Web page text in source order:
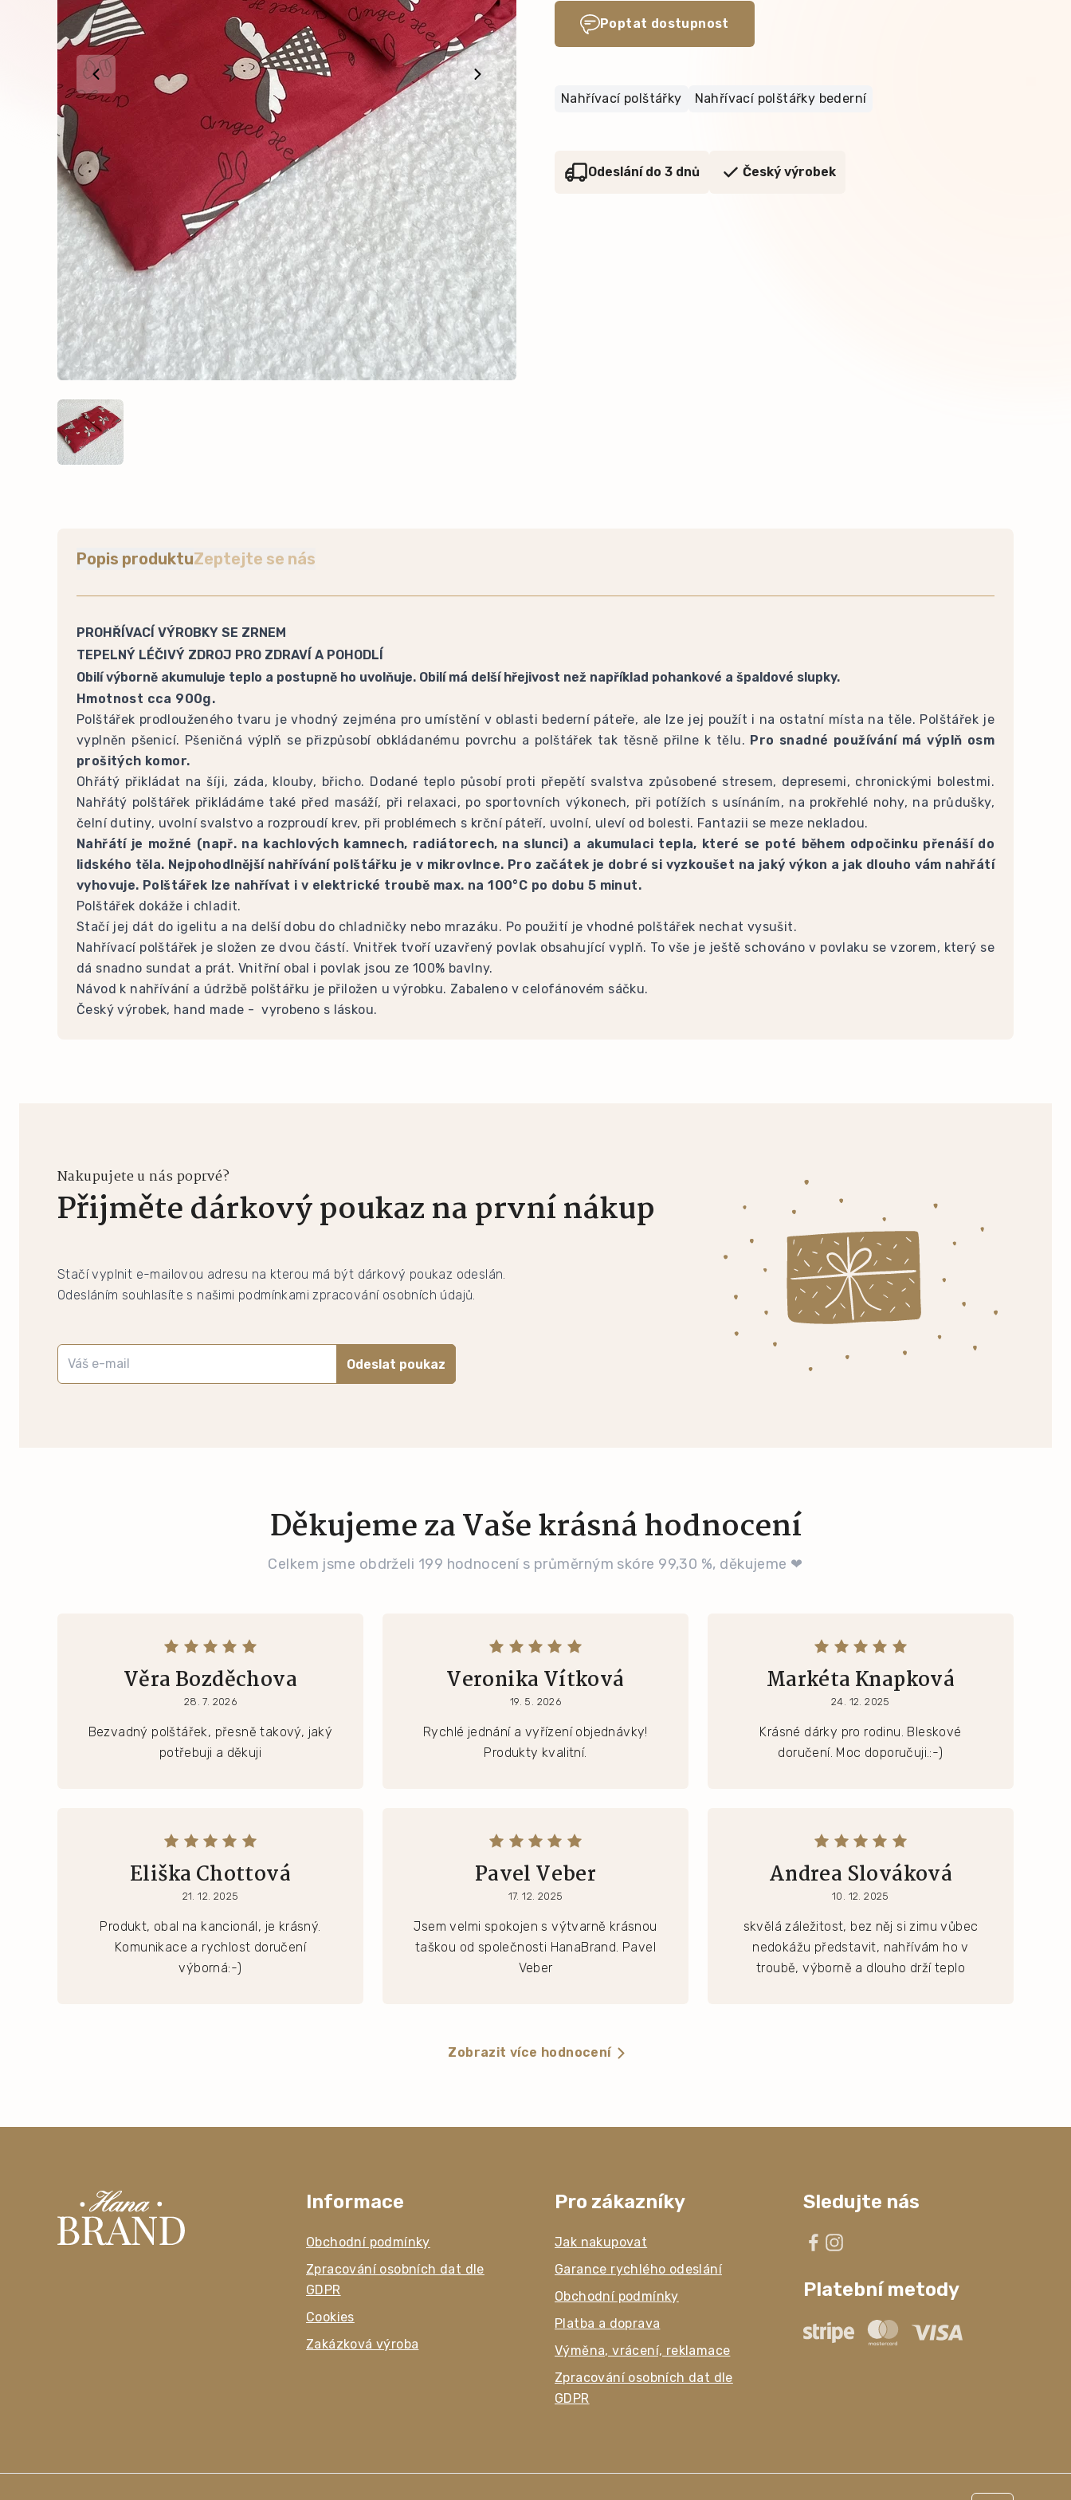
Poptat dostupnost
Nahřívací polštářky Nahřívací polštářky bederní
Odeslání do 3 dnů Český výrobek
Popis produktuZeptejte se nás
PROHŘÍVACÍ VÝROBKY SE ZRNEM
TEPELNÝ LÉČIVÝ ZDROJ PRO ZDRAVÍ A POHODLÍ
Obilí výborně akumuluje teplo a postupně ho uvolňuje. Obilí má delší hřejivost než například pohankové a špaldové slupky.
Hmotnost cca 900g.
Polštářek prodlouženého tvaru je vhodný zejména pro umístění v oblasti bederní páteře, ale lze jej použít i na ostatní místa na těle. Polštářek je
vyplněn pšenicí. Pšeničná výplň se přizpůsobí obkládanému povrchu a polštářek tak těsně přilne k tělu. Pro snadné používání má výplň osm
prošitých komor.
Ohřátý přikládat na šíji, záda, klouby, břicho. Dodané teplo působí proti přepětí svalstva způsobené stresem, depresemi, chronickými bolestmi.
Nahřátý polštářek přikládáme také před masáží, při relaxaci, po sportovních výkonech, při potížích s usínáním, na prokřehlé nohy, na průdušky,
čelní dutiny, uvolní svalstvo a rozproudí krev, při problémech s krční páteří, uvolní, uleví od bolesti. Fantazii se meze nekladou.
Nahřátí je možné (např. na kachlových kamnech, radiátorech, na slunci) a akumulaci tepla, které se poté během odpočinku přenáší do
lidského těla. Nejpohodlnější nahřívání polštářku je v mikrovlnce. Pro začátek je dobré si vyzkoušet na jaký výkon a jak dlouho vám nahřátí
vyhovuje. Polštářek lze nahřívat i v elektrické troubě max. na 100°C po dobu 5 minut.
Polštářek dokáže i chladit.
Stačí jej dát do igelitu a na delší dobu do chladničky nebo mrazáku. Po použití je vhodné polštářek nechat vysušit.
Nahřívací polštářek je složen ze dvou částí. Vnitřek tvoří uzavřený povlak obsahující vyplň. To vše je ještě schováno v povlaku se vzorem, který se
dá snadno sundat a prát. Vnitřní obal i povlak jsou ze 100% bavlny.
Návod k nahřívání a údržbě polštářku je přiložen u výrobku. Zabaleno v celofánovém sáčku.
Český výrobek, hand made - vyrobeno s láskou.
Nakupujete u nás poprvé?
Přijměte dárkový poukaz na první nákup
Stačí vyplnit e-mailovou adresu na kterou má být dárkový poukaz odeslán.
Odesláním souhlasíte s našimi podmínkami zpracování osobních údajů.
Odeslat poukaz
Děkujeme za Vaše krásná hodnocení
Celkem jsme obdrželi 199 hodnocení s průměrným skóre 99,30 %, děkujeme ❤
Věra Bozděchova
28. 7. 2026
Bezvadný polštářek, přesně takový, jaký
potřebuji a děkuji
Veronika Vítková
19. 5. 2026
Rychlé jednání a vyřízení objednávky!
Produkty kvalitní.
Markéta Knapková
24. 12. 2025
Krásné dárky pro rodinu. Bleskové
doručení. Moc doporučuji.:-)
Eliška Chottová
21. 12. 2025
Produkt, obal na kancionál, je krásný.
Komunikace a rychlost doručení
výborná:-)
Pavel Veber
17. 12. 2025
Jsem velmi spokojen s výtvarně krásnou
taškou od společnosti HanaBrand. Pavel
Veber
Andrea Slováková
10. 12. 2025
skvělá záležitost, bez něj si zimu vůbec
nedokážu představit, nahřívám ho v
troubě, výborně a dlouho drží teplo
Zobrazit více hodnocení
Informace
Obchodní podmínky
Zpracování osobních dat dle
GDPR
Cookies
Zakázková výroba
Sledujte nás
Platební metody
Pro zákazníky
Jak nakupovat
Garance rychlého odeslání
Obchodní podmínky
Platba a doprava
Výměna, vrácení, reklamace
Zpracování osobních dat dle
GDPR